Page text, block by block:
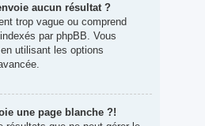
aucun résultat ?
trop vague ou comprend
par phpBB. Vous
utilisant les options
une page blanche ?!